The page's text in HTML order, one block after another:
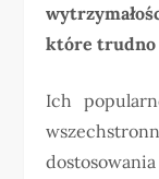
które trudno
Ich